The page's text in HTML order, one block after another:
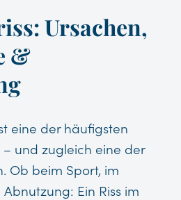
Ursachen,
&
eine der häufigsten
– und zugleich eine der
Ob beim Sport, im
Ein Riss im